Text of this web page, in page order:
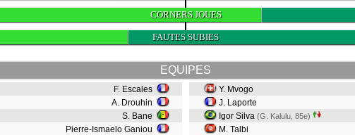
CORNERS JOUES
FAUTES SUBIES
EQUIPES
F. Escales
A. Drouhin
S. Bane
Pierre-Ismaelo Ganiou
Y. Mvogo
J. Laporte
Igor Silva (G. Kalulu, 85e)
M. Talbi